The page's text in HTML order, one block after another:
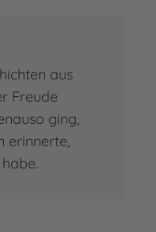
aus
Freude
ging,
erinnerte,